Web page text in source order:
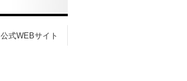
公式WEBサイト